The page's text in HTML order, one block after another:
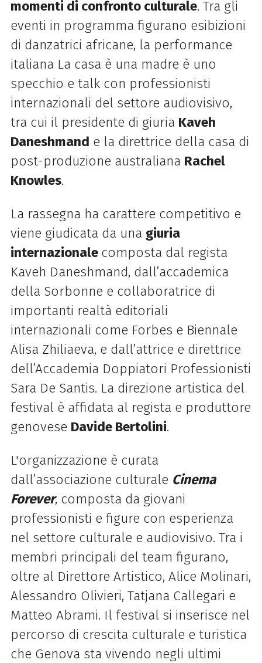
momenti di confronto culturale. Tra gli
eventi in programma figurano esibizioni
di danzatrici africane, la performance
italiana La casa è una madre è uno
specchio e talk con professionisti
internazionali del settore audiovisivo,
tra cui il presidente di giuria Kaveh
Daneshmand e la direttrice della casa di
post-produzione australiana Rachel
Knowles.
La rassegna ha carattere competitivo e
viene giudicata da una giuria
internazionale composta dal regista
Kaveh Daneshmand, dall’accademica
della Sorbonne e collaboratrice di
importanti realtà editoriali
internazionali come Forbes e Biennale
Alisa Zhiliaeva, e dall’attrice e direttrice
dell’Accademia Doppiatori Professionisti
Sara De Santis. La direzione artistica del
festival è affidata al regista e produttore
genovese Davide Bertolini.
L'organizzazione è curata
dall’associazione culturale Cinema
Forever, composta da giovani
professionisti e figure con esperienza
nel settore culturale e audiovisivo. Tra i
membri principali del team figurano,
oltre al Direttore Artistico, Alice Molinari,
Alessandro Olivieri, Tatjana Callegari e
Matteo Abrami. Il festival si inserisce nel
percorso di crescita culturale e turistica
che Genova sta vivendo negli ultimi